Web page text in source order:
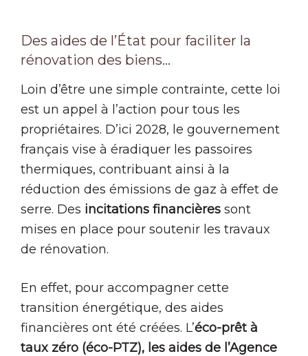
Des aides de l’État pour faciliter la
rénovation des biens…
Loin d’être une simple contrainte, cette loi
est un appel à l’action pour tous les
propriétaires. D’ici 2028, le gouvernement
français vise à éradiquer les passoires
thermiques, contribuant ainsi à la
réduction des émissions de gaz à effet de
serre. Des incitations financières sont
mises en place pour soutenir les travaux
de rénovation.
En effet, pour accompagner cette
transition énergétique, des aides
financières ont été créées. L’éco-prêt à
taux zéro (éco-PTZ), les aides de l’Agence